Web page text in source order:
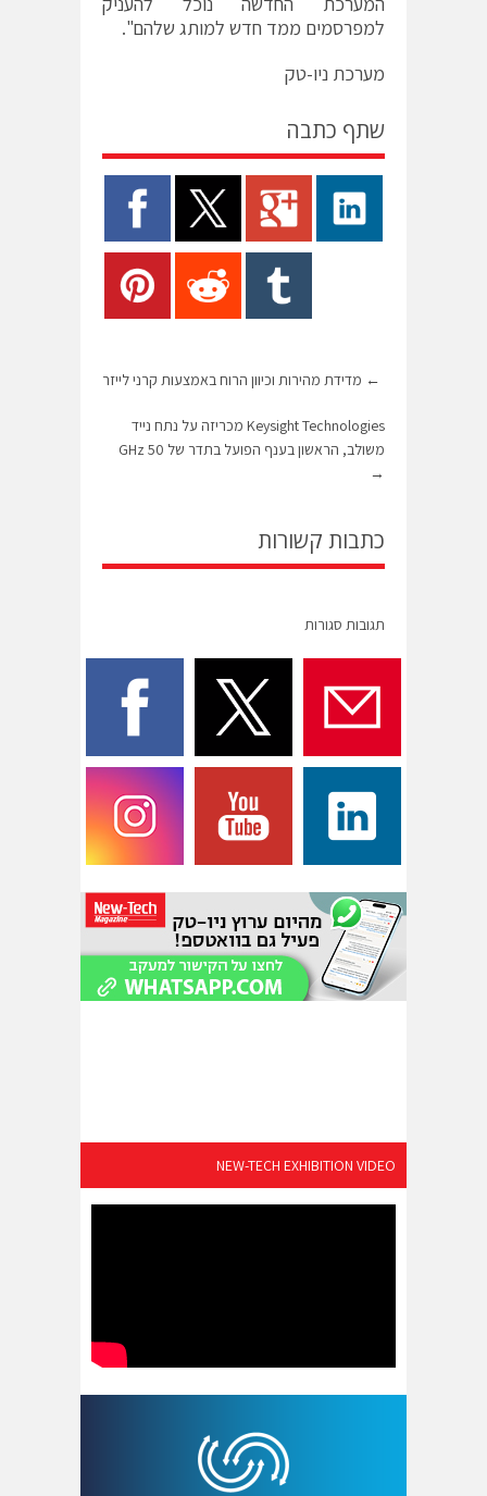
למפרסמים ממד חדש למותג שלהם".
מערכת ניו-טק
שתף כתבה
← מדידת מהירות וכיוון הרוח באמצעות קרני לייזר
Keysight Technologies מכריזה על נתח נייד
משולב, הראשון בענף הפועל בתדר של 50 GHz
→
כתבות קשורות
תגובות סגורות
NEW-TECH EXHIBITION VIDEO